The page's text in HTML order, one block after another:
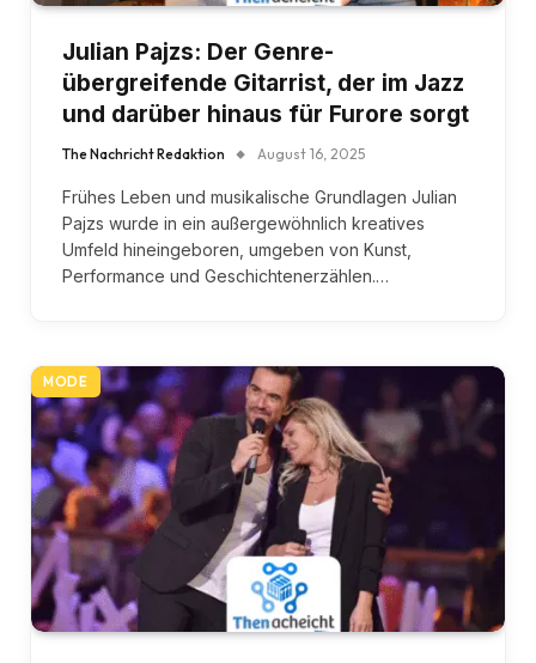
Julian Pajzs: Der Genre-
übergreifende Gitarrist, der im Jazz
und darüber hinaus für Furore sorgt
The Nachricht Redaktion August 16, 2025
Frühes Leben und musikalische Grundlagen Julian
Pajzs wurde in ein außergewöhnlich kreatives
Umfeld hineingeboren, umgeben von Kunst,
Performance und Geschichtenerzählen.…
MODE